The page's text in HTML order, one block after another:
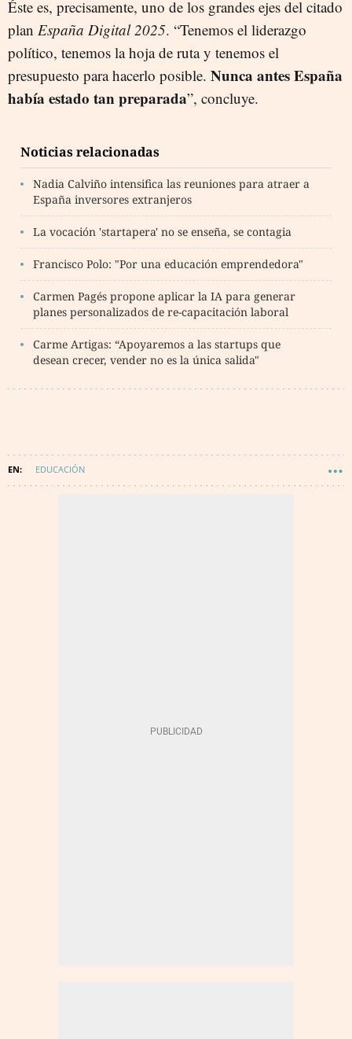
Éste es, precisamente, uno de los grandes ejes del citado
plan España Digital 2025. “Tenemos el liderazgo
político, tenemos la hoja de ruta y tenemos el
presupuesto para hacerlo posible. Nunca antes España
había estado tan preparada”, concluye.
Noticias relacionadas
Nadia Calviño intensifica las reuniones para atraer a
España inversores extranjeros
La vocación 'startapera' no se enseña, se contagia
Francisco Polo: "Por una educación emprendedora"
Carmen Pagés propone aplicar la IA para generar
planes personalizados de re-capacitación laboral
Carme Artigas: “Apoyaremos a las startups que
desean crecer, vender no es la única salida"
EDUCACIÓN